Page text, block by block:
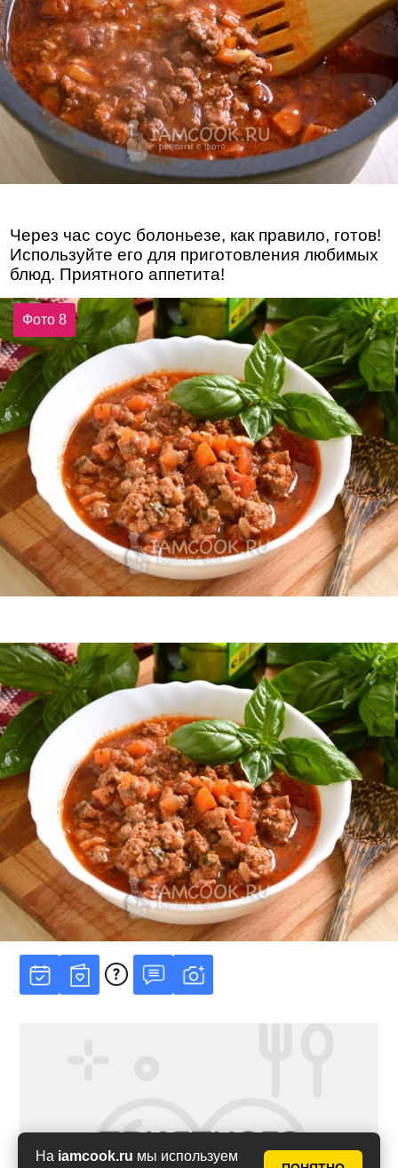
На iamcook.ru мы используем
Через час соус болоньезе, как правило, готов!
Используйте его для приготовления любимых
блюд. Приятного аппетита!
Фото 8